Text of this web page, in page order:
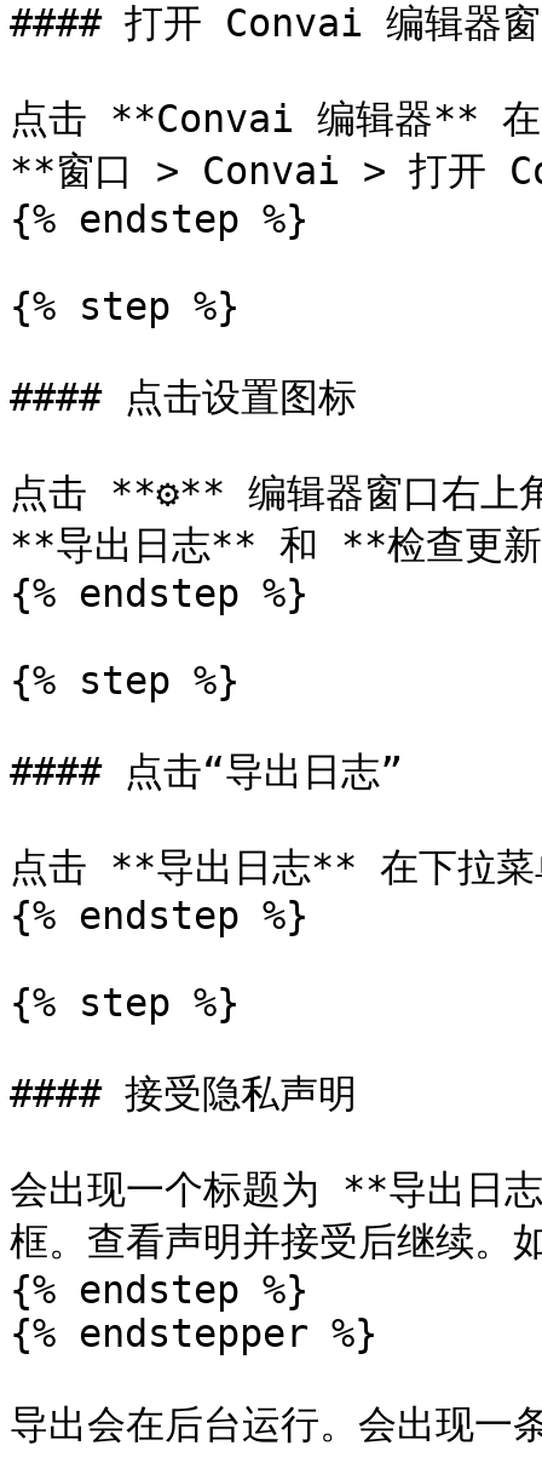
#### 打开 Convai 编辑器
点击 **Convai 编辑器**
**窗口 > Convai > 打开
{% endstep %}
{% step %}
#### 点击设置图标
点击 **⚙️** 编辑器窗口右上
**导出日志** 和 **检查更
{% endstep %}
{% step %}
#### 点击“导出日志”
点击 **导出日志** 在下拉菜
{% endstep %}
{% step %}
#### 接受隐私声明
会出现一个标题为 **导出日
框。查看声明并接受后继续。
{% endstep %}
{% endstepper %}
导出会在后台运行。会出现